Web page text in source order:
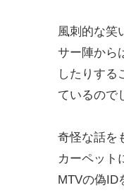
風刺的な笑
サー陣から
したりする
ているので
奇怪な話を
カーペット
MTVの偽ID